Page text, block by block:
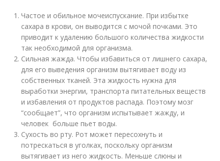
Частое и обильное мочеиспускание. При избытке
сахара в крови, он выводится с мочой почками. Это
приводит к удалению большого количества жидкости
так необходимой для организма.
Сильная жажда. Чтобы избавиться от лишнего сахара,
для его выведения организм вытягивает воду из
собственных тканей. Эта жидкость нужна для
выработки энергии, транспорта питательных веществ
и избавления от продуктов распада. Поэтому мозг
“сообщает”, что организм испытывает жажду, и
человек больше пьет воды.
Сухость во рту. Рот может пересохнуть и
потрескаться в уголках, поскольку организм
вытягивает из него жидкость. Меньше слюны и